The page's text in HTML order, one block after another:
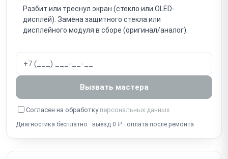
плате)
Не работает основная / фронтальная камера
Нет громкого звука / не работает громкоговоритель
(speaker)
Собеседник не слышит / не работает микрофон
Попадание воды / окисление (несмотря на IP-
защиту)
Разбит или треснул экран (стекло или OLED-
дисплей). Замена защитного стекла или
дисплейного модуля в сборе (оригинал/аналог).
Вызвать мастера
Согласен на обработку персональных данных
Диагностика бесплатно · выезд 0 ₽ · оплата после ремонта